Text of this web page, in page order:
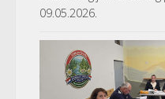
09.05.2026.